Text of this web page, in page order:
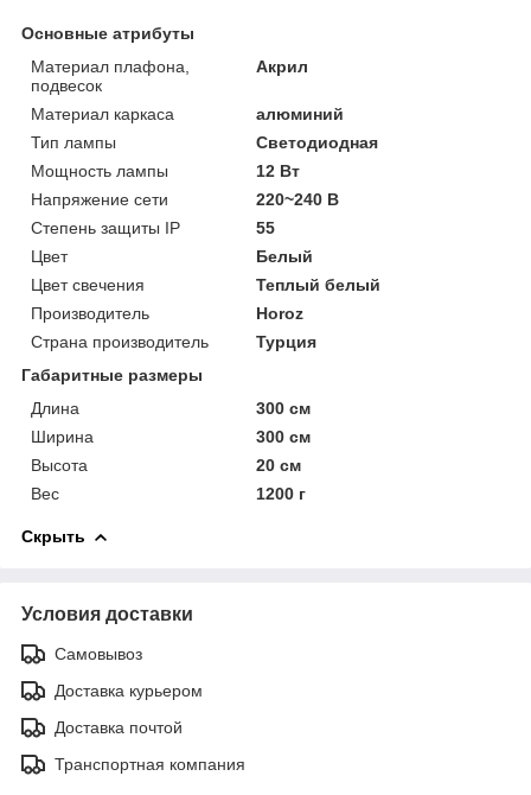
Основные атрибуты
Материал плафона,
подвесок
Акрил
Материал каркаса
алюминий
Тип лампы
Светодиодная
Мощность лампы
12 Вт
Напряжение сети
220~240 В
Степень защиты IP
55
Цвет
Белый
Цвет свечения
Теплый белый
Производитель
Horoz
Страна производитель
Турция
Габаритные размеры
Длина
300 см
Ширина
300 см
Высота
20 см
Вес
1200 г
Скрыть
Условия доставки
Самовывоз
Доставка курьером
Доставка почтой
Транспортная компания